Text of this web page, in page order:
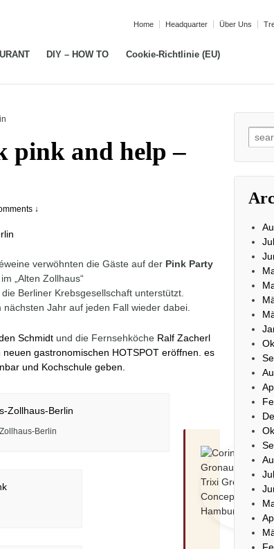
Home Headquarter Über Uns
DIY – HOW TO Cookie-Richtlinie (EU)
and help –
↓
verwöhnten die Gäste auf der Pink Party
„Alten Zollhaus“
Berliner Krebsgesellschaft unterstützt.
Jahr auf jeden Fall wieder dabei.
Schmidtund die Fernsehköche Ralf Zacherl
gastronomischen HOTSPOT eröffnen. es
und Kochschule geben.
Berlin
for: